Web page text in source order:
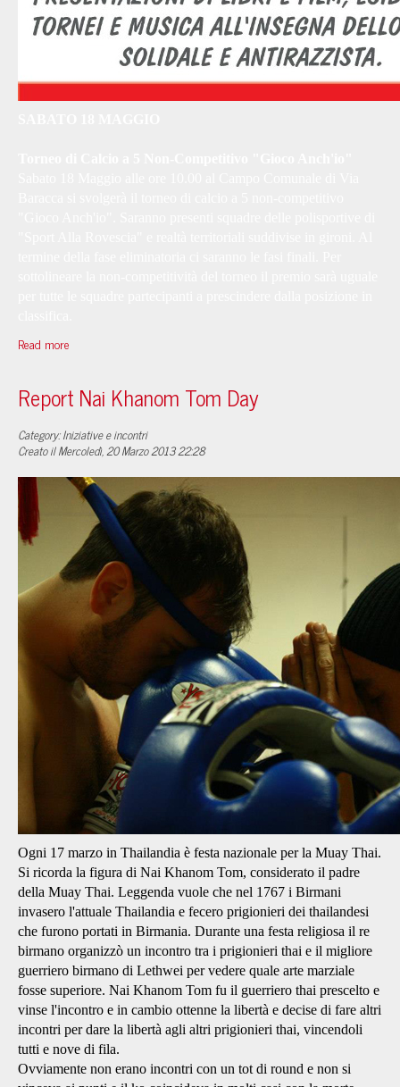
Read more
Report Nai Khanom Tom Day
Category: Iniziative e incontri
Creato il Mercoledì, 20 Marzo 2013 22:28
Ogni 17 marzo in Thailandia è festa nazionale per la Muay Thai.
Si ricorda la figura di Nai Khanom Tom, considerato il padre
della Muay Thai. Leggenda vuole che nel 1767 i Birmani
invasero l'attuale Thailandia e fecero prigionieri dei thailandesi
che furono portati in Birmania. Durante una festa religiosa il re
birmano organizzò un incontro tra i prigionieri thai e il migliore
guerriero birmano di Lethwei per vedere quale arte marziale
fosse superiore. Nai Khanom Tom fu il guerriero thai prescelto e
vinse l'incontro e in cambio ottenne la libertà e decise di fare altri
incontri per dare la libertà agli altri prigionieri thai, vincendoli
tutti e nove di fila.
Ovviamente non erano incontri con un tot di round e non si